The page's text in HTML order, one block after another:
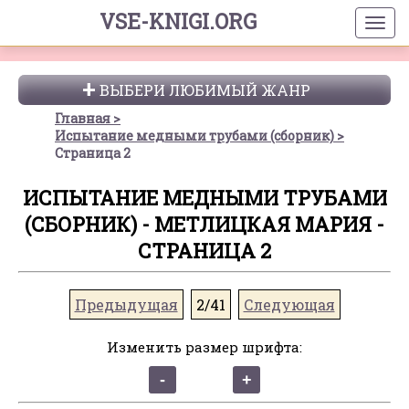
VSE-KNIGI.ORG
ВЫБЕРИ ЛЮБИМЫЙ ЖАНР
Главная
Испытание медными трубами (сборник)
Страница 2
ИСПЫТАНИЕ МЕДНЫМИ ТРУБАМИ
(СБОРНИК) - МЕТЛИЦКАЯ МАРИЯ -
СТРАНИЦА 2
Предыдущая 2/41 Следующая
Изменить размер шрифта: